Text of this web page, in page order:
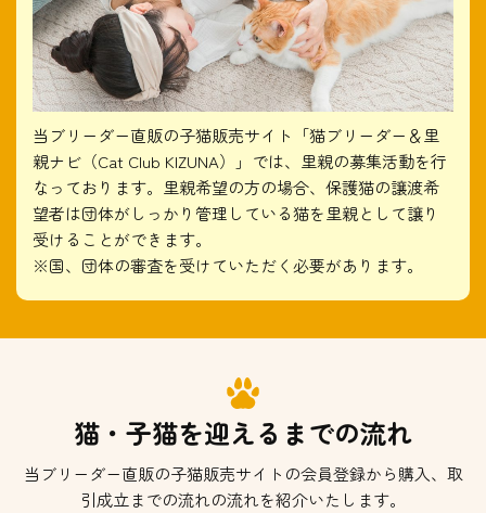
当ブリーダー直販の子猫販売サイト「猫ブリーダー＆里
親ナビ（Cat Club KIZUNA）」では、里親の募集活動を行
なっております。里親希望の方の場合、保護猫の譲渡希
望者は団体がしっかり管理している猫を里親として譲り
受けることができます。
※国、団体の審査を受けていただく必要があります。
猫・子猫を迎えるまでの流れ
当ブリーダー直販の子猫販売サイトの会員登録から購入、取
引成立までの流れの流れを紹介いたします。